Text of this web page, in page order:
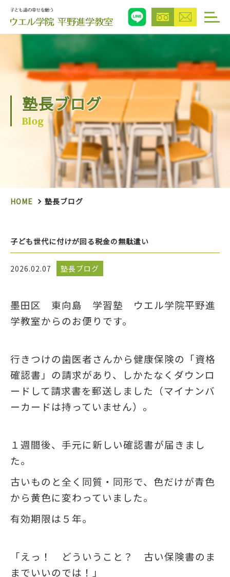
塾長ブログ
Blog
HOME 塾長ブログ
子ども世代に付けが回る税金の無駄遣い
2026.02.07 塾長ブログ
墨田区 東向島 学習塾 ウエル学院平野進
学教室からのお便りです。
行きつけの歯医者さんから健康保険の「資格
確認書」の請求があり、しかたなくダウンロ
ードして請求書を郵送しました（マイナンバ
ーカードは持っていません）。
１週間後、手元に新しい確認書が届きまし
た。
古いものと全く同質・同形で、色だけが青色
から黄色に変わっていました。
有効期限は５年。
「えっ！ どういうこと？ 古い保険書のま
までいいのでは！」